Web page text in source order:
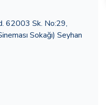
62003 Sk. No:29,
Sokağı) Seyhan